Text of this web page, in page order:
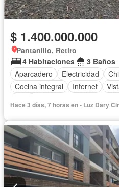
$ 1.400.000.000
Pantanillo, Retiro
4 Habitaciones
3 Baños
Aparcadero
Electricidad
Cocina integral
Internet
Hace 3 días, 7 horas en - Luz Dary